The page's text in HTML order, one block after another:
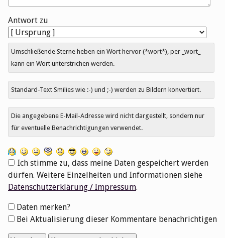
Antwort zu
Umschließende Sterne heben ein Wort hervor (*wort*), per _wort_
kann ein Wort unterstrichen werden.
Standard-Text Smilies wie :-) und ;-) werden zu Bildern konvertiert.
Die angegebene E-Mail-Adresse wird nicht dargestellt, sondern nur
für eventuelle Benachrichtigungen verwendet.
Ich stimme zu, dass meine Daten gespeichert werden
dürfen. Weitere Einzelheiten und Informationen siehe
Datenschutzerklärung / Impressum.
Formular-
Optionen
Daten merken?
Bei Aktualisierung dieser Kommentare benachrichtigen